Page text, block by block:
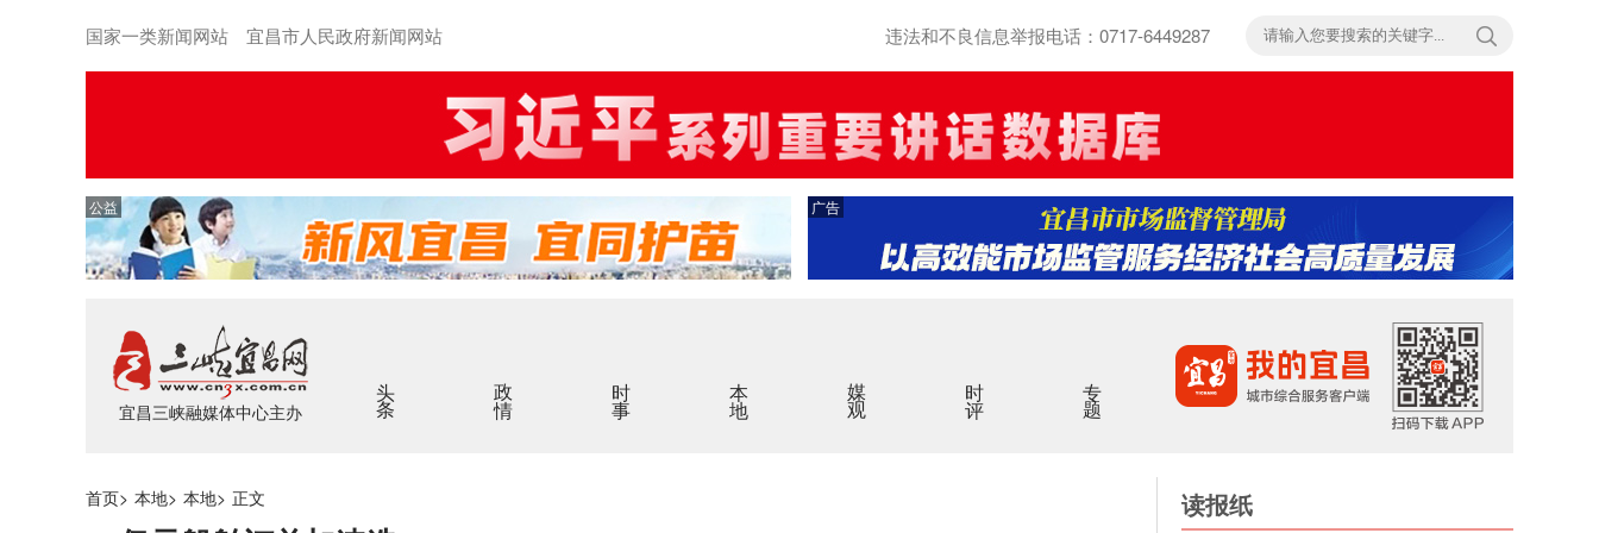
国家一类新闻网站 宜昌市人民政府新闻网站 违法和不良信息举报电话：0717-6449287
公益 广告
宜昌三峡融媒体中心主办
头条 政情 时事 本地 媒观 时评 专题
首页> 本地> 本地> 正文 读报纸